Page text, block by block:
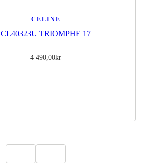
CELINE
CL40323U TRIOMPHE 17
4 490,00kr